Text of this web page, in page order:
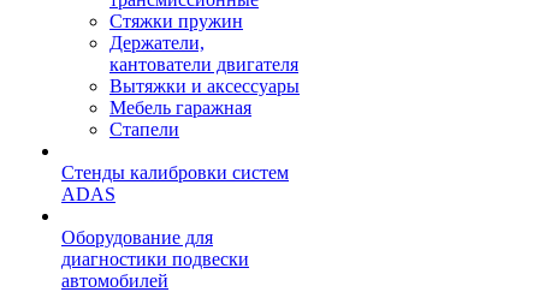
Стяжки пружин
Держатели,
кантователи двигателя
Вытяжки и аксессуары
Мебель гаражная
Стапели
Стенды калибровки систем
ADAS
Оборудование для
диагностики подвески
автомобилей